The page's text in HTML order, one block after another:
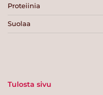
Proteiinia
Suolaa
Tulosta sivu